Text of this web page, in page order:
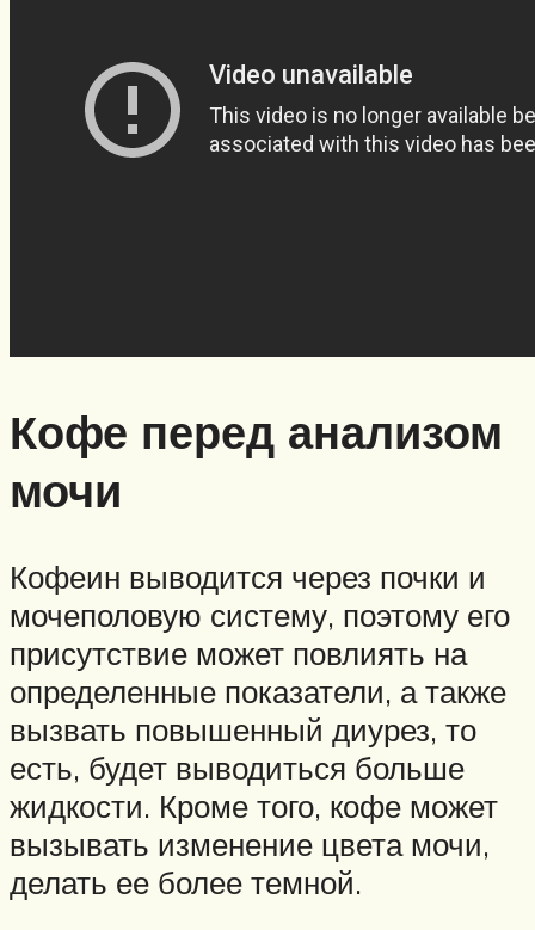
Кофе перед анализом
мочи
Кофеин выводится через почки и
мочеполовую систему, поэтому его
присутствие может повлиять на
определенные показатели, а также
вызвать повышенный диурез, то
есть, будет выводиться больше
жидкости. Кроме того, кофе может
вызывать изменение цвета мочи,
делать ее более темной.